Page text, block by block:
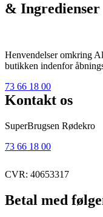
& Ingredienser
Henvendelser omkring
butikken indenfor
73 66 18 00
Kontakt os
SuperBrugsen Rødekro
73 66 18 00
CVR: 40653317
Betal med